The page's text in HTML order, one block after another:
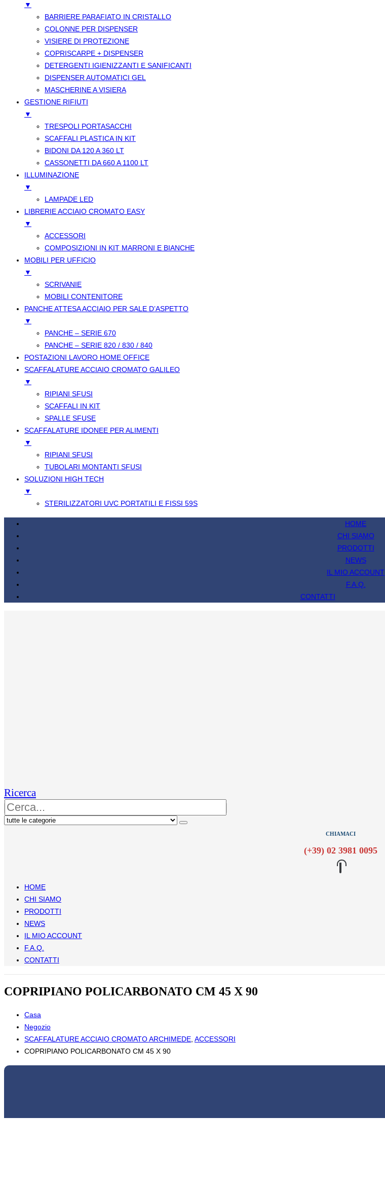
▼
BARRIERE PARAFIATO IN CRISTALLO
COLONNE PER DISPENSER
VISIERE DI PROTEZIONE
COPRISCARPE + DISPENSER
DETERGENTI IGIENIZZANTI E SANIFICANTI
DISPENSER AUTOMATICI GEL
MASCHERINE A VISIERA
GESTIONE RIFIUTI
▼
TRESPOLI PORTASACCHI
SCAFFALI PLASTICA IN KIT
BIDONI DA 120 A 360 LT
CASSONETTI DA 660 A 1100 LT
ILLUMINAZIONE
▼
LAMPADE LED
LIBRERIE ACCIAIO CROMATO EASY
▼
ACCESSORI
COMPOSIZIONI IN KIT MARRONI E BIANCHE
MOBILI PER UFFICIO
▼
SCRIVANIE
MOBILI CONTENITORE
PANCHE ATTESA ACCIAIO PER SALE D’ASPETTO
▼
PANCHE – SERIE 670
PANCHE – SERIE 820 / 830 / 840
POSTAZIONI LAVORO HOME OFFICE
SCAFFALATURE ACCIAIO CROMATO GALILEO
▼
RIPIANI SFUSI
SCAFFALI IN KIT
SPALLE SFUSE
SCAFFALATURE IDONEE PER ALIMENTI
▼
RIPIANI SFUSI
TUBOLARI MONTANTI SFUSI
SOLUZIONI HIGH TECH
▼
STERILIZZATORI UVC PORTATILI E FISSI 59S
HOME
CHI SIAMO
PRODOTTI
NEWS
IL MIO ACCOUNT
F.A.Q.
CONTATTI
Ricerca
CHIAMACI
(+39) 02 3981 0095
HOME
CHI SIAMO
PRODOTTI
NEWS
IL MIO ACCOUNT
F.A.Q.
CONTATTI
COPRIPIANO POLICARBONATO CM 45 X 90
Casa
Negozio
SCAFFALATURE ACCIAIO CROMATO ARCHIMEDE ACCESSORI
COPRIPIANO POLICARBONATO CM 45 X 90